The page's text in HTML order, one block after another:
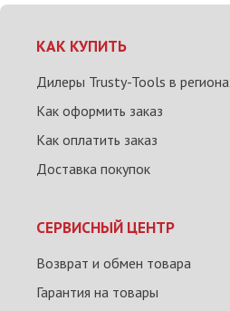
КАК КУПИТЬ
Дилеры Trusty-Tools в
Как оформить заказ
Как оплатить заказ
Доставка покупок
СЕРВИСНЫЙ ЦЕНТР
Возврат и обмен товара
Гарантия на товары